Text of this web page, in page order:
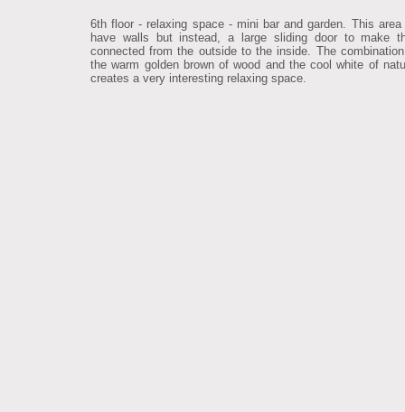
6th floor - relaxing space - mini bar and garden. This area
have walls but instead, a large sliding door to make
connected from the outside to the inside. The
the warm golden brown of wood and the cool white of
creates a very interesting relaxing space.